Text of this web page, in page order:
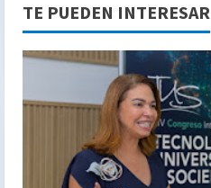
TE PUEDEN INTERESAR